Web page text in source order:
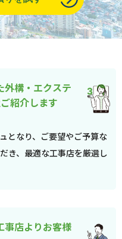
外構・エクステ
紹介します
となり、ご要望やご予算な
き、最適な工事店を厳選し
事店よりお客様